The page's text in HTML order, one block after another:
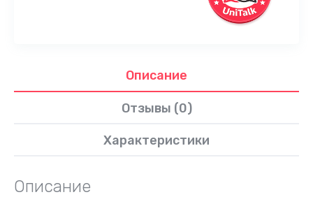
Описание
Отзывы (0)
Характеристики
Описание